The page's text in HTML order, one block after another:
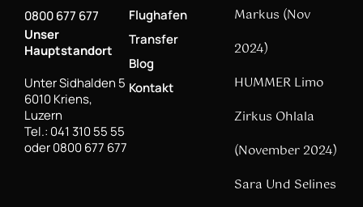
0800 677 677
Unser
Hauptstandort
Unter Sidhalden 5
6010 Kriens,
Luzern
Tel.: 041 310 55 55
oder 0800 677 677
Flughafen
Transfer
Blog
Kontakt
Markus (Nov
2024)
HUMMER Limo
Zirkus Ohlala
(November 2024)
Sara Und Selines